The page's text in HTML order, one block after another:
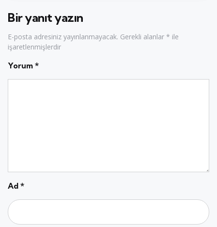
Bir yanıt yazın
E-posta adresiniz yayınlanmayacak. Gerekli alanlar * ile
işaretlenmişlerdir
Yorum *
Ad *